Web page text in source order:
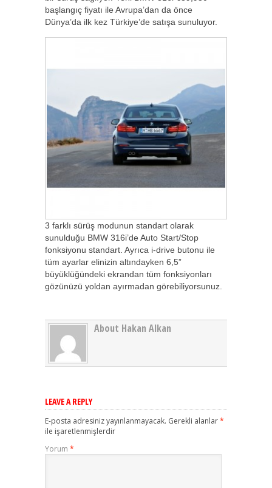
başlangıç fiyatı ile Avrupa’dan da önce
Dünya’da ilk kez Türkiye’de satışa sunuluyor.
3 farklı sürüş modunun standart olarak
sunulduğu BMW 316i’de Auto Start/Stop
fonksiyonu standart. Ayrıca i-drive butonu ile
tüm ayarlar elinizin altındayken 6,5”
büyüklüğündeki ekrandan tüm fonksiyonları
gözünüzü yoldan ayırmadan görebiliyorsunuz.
About Hakan Alkan
LEAVE A REPLY
E-posta adresiniz yayınlanmayacak. Gerekli alanlar*
ile işaretlenmişlerdir
Yorum *